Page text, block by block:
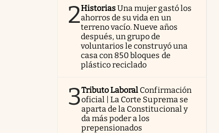
2HistoriasUna mujer gastó los
ahorros de su vida en un
terreno vacío. Nueve años
después, un grupo de
voluntarios le construyó una
casa con 850 bloques de
plástico reciclado
3Tributo Laboral Confirmación
oficial | La Corte Suprema se
aparta de la Constitucional y
da más poder a los
prepensionados